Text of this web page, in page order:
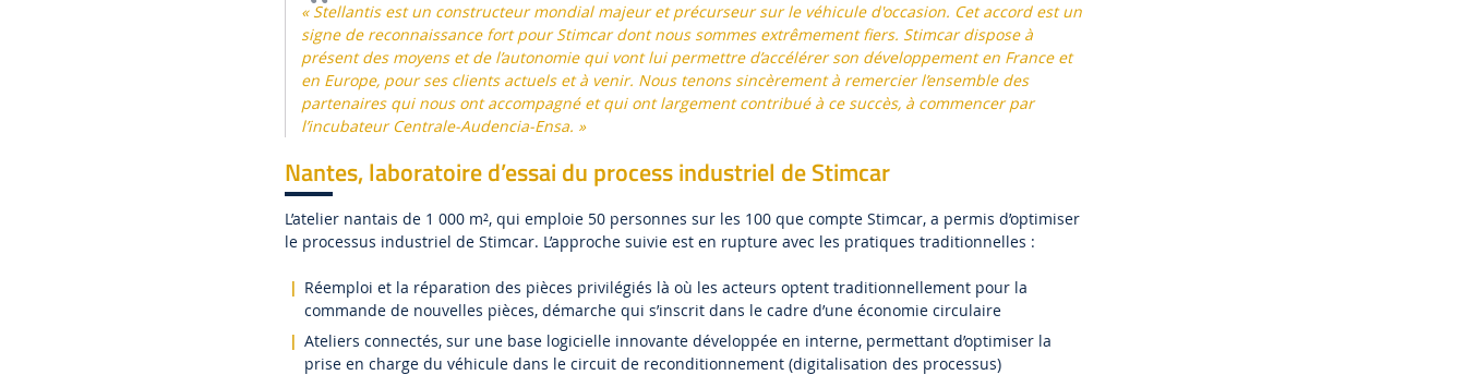
« Stellantis est un constructeur mondial majeur et précurseur sur le véhicule d'occasion. Cet accord est un
signe de reconnaissance fort pour Stimcar dont nous sommes extrêmement fiers. Stimcar dispose à
présent des moyens et de l’autonomie qui vont lui permettre d’accélérer son développement en France et
en Europe, pour ses clients actuels et à venir. Nous tenons sincèrement à remercier l’ensemble des
partenaires qui nous ont accompagné et qui ont largement contribué à ce succès, à commencer par
l’incubateur Centrale-Audencia-Ensa. »
Nantes, laboratoire d’essai du process industriel de Stimcar
L’atelier nantais de 1 000 m², qui emploie 50 personnes sur les 100 que compte Stimcar, a permis d’optimiser
le processus industriel de Stimcar. L’approche suivie est en rupture avec les pratiques traditionnelles :
Réemploi et la réparation des pièces privilégiés là où les acteurs optent traditionnellement pour la
commande de nouvelles pièces, démarche qui s’inscrit dans le cadre d’une économie circulaire
Ateliers connectés, sur une base logicielle innovante développée en interne, permettant d’optimiser la
prise en charge du véhicule dans le circuit de reconditionnement (digitalisation des processus)